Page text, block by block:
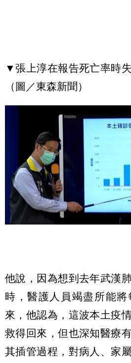
▼張上淳在報告死亡率時
（圖／東森新聞）
他說，因為想到去年武漢
時，醫護人員竭盡所能將
來，他認為，這波本土疫
救得回來，但也深知醫療
其插管過程，對病人、家